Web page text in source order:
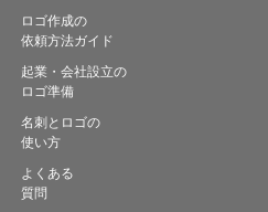
ロゴ作成の
依頼方法ガイド
起業・会社設立の
ロゴ準備
名刺とロゴの
使い方
よくある
質問